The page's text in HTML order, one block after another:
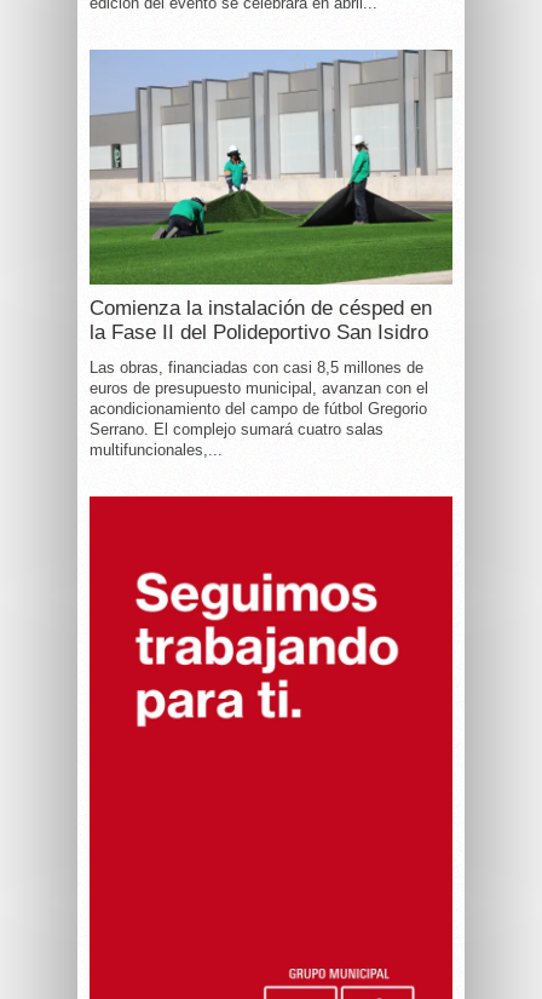
Comienza la instalación de césped en
la Fase II del Polideportivo San Isidro
Las obras, financiadas con casi 8,5 millones de
euros de presupuesto municipal, avanzan con el
acondicionamiento del campo de fútbol Gregorio
Serrano. El complejo sumará cuatro salas
multifuncionales,...